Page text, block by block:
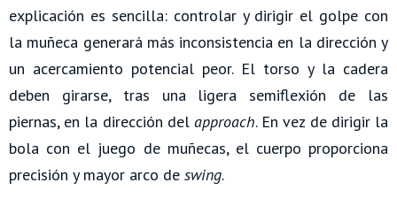
explicación es sencilla: controlar y dirigir el golpe con
la muñeca generará más inconsistencia en la dirección y
un acercamiento potencial peor. El torso y la cadera
deben girarse, tras una ligera semiflexión de las
piernas, en la dirección del approach. En vez de dirigir la
bola con el juego de muñecas, el cuerpo proporciona
precisión y mayor arco de swing.